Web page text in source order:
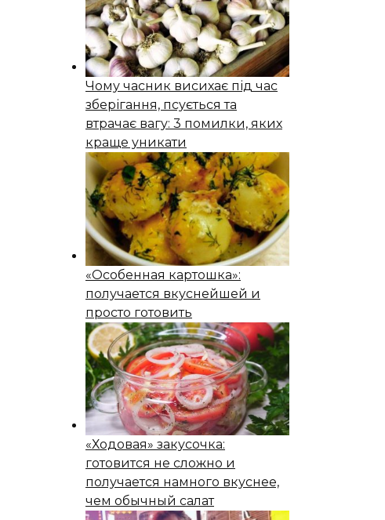
Чому часник висихає під час
зберігання, псується та
втрачає вагу: 3 помилки, яких
краще уникати
«Особенная картошка»:
получается вкуснейшей и
просто готовить
«Ходовая» закусочка:
готовится не сложно и
получается намного вкуснее,
чем обычный салат